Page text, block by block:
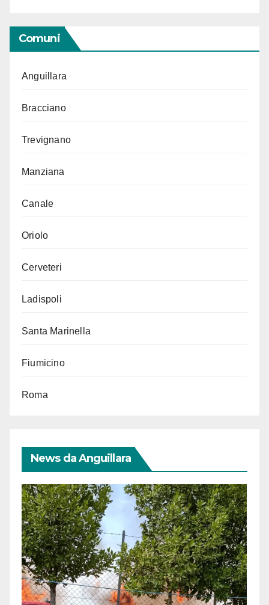
Comuni
Anguillara
Bracciano
Trevignano
Manziana
Canale
Oriolo
Cerveteri
Ladispoli
Santa Marinella
Fiumicino
Roma
News da Anguillara